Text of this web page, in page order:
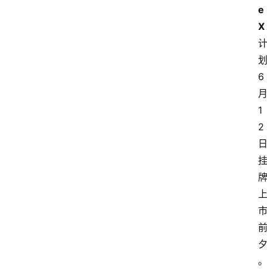
e
X
计
划
6
月
1
2
日
挂
牌
上
市
前
夕
。